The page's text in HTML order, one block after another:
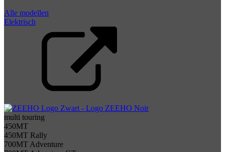
Alle modellen
Elektrisch
multi touring
450MT
450MT Rally
700MT Adventure